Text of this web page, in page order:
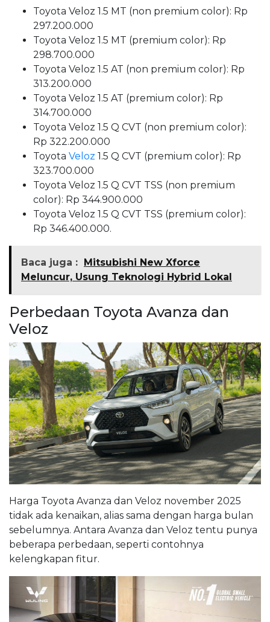
Toyota Veloz 1.5 MT (non premium color): Rp
297.200.000
Toyota Veloz 1.5 MT (premium color): Rp
298.700.000
Toyota Veloz 1.5 AT (non premium color): Rp
313.200.000
Toyota Veloz 1.5 AT (premium color): Rp
314.700.000
Toyota Veloz 1.5 Q CVT (non premium color):
Rp 322.200.000
Toyota Veloz 1.5 Q CVT (premium color): Rp
323.700.000
Toyota Veloz 1.5 Q CVT TSS (non premium
color): Rp 344.900.000
Toyota Veloz 1.5 Q CVT TSS (premium color):
Rp 346.400.000.
Baca juga : Mitsubishi New Xforce
Meluncur, Usung Teknologi Hybrid Lokal
Perbedaan Toyota Avanza dan
Veloz
Harga Toyota Avanza dan Veloz november 2025
tidak ada kenaikan, alias sama dengan harga bulan
sebelumnya. Antara Avanza dan Veloz tentu punya
beberapa perbedaan, seperti contohnya
kelengkapan fitur.